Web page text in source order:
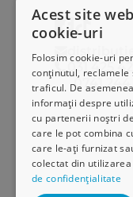
Acest site
cookie-uri
Folosim cookie-uri
conținutul, reclamele
traficul. De
informații despre
cu partenerii noștri
care le pot combina
care le-ați furnizat
colectat din
de confidențialitate
031 425 42
0741 244